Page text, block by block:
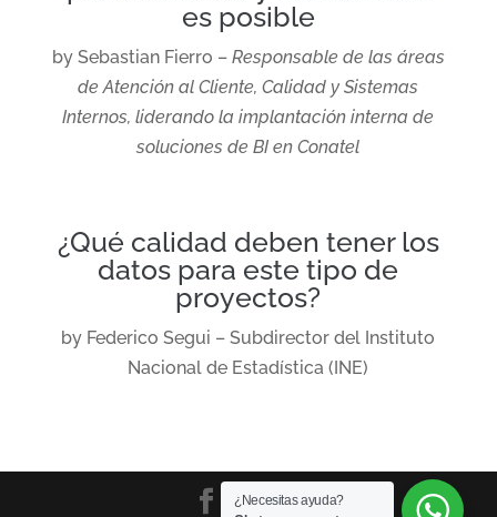
es posible
by Sebastian Fierro – Responsable de las áreas
de Atención al Cliente, Calidad y Sistemas
Internos, liderando la implantación interna de
soluciones de BI en Conatel
¿Qué calidad deben tener los
datos para este tipo de
proyectos?
by Federico Segui –Subdirector del Instituto
Nacional de Estadística (INE)
¿Necesitas ayuda?